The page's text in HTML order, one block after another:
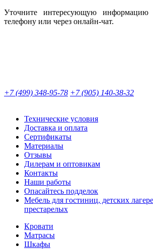
Уточните интересующую
телефону или через онлайн-чат.
+7 (499) 348-95-78 +7 (905) 140-38-32
Технические условия
Доставка и оплата
Сертификаты
Материалы
Отзывы
Дилерам и оптовикам
Контакты
Наши работы
Опасайтесь подделок
Мебель для гостиниц, детских
престарелых
Кровати
Матрасы
Шкафы